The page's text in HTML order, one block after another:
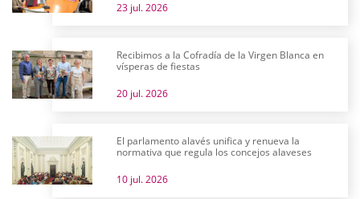
23 jul. 2026
Recibimos a la Cofradía de la Virgen Blanca en
vísperas de fiestas
20 jul. 2026
El parlamento alavés unifica y renueva la
normativa que regula los concejos alaveses
10 jul. 2026